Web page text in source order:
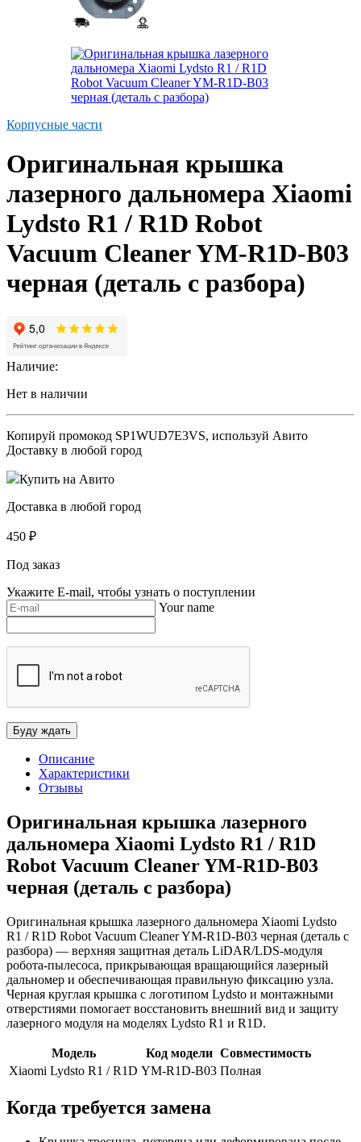
Корпусные части
Оригинальная крышка
лазерного дальномера Xiaomi
Lydsto R1 / R1D Robot
Vacuum Cleaner YM-R1D-B03
черная (деталь с разбора)
Наличие:
Нет в наличии
Копируй промокод SP1WUD7E3VS, используй Авито
Доставку в любой город
Купить на Авито
Доставка в любой город
450 ₽
Под заказ
Укажите E-mail, чтобы узнать о поступлении
Your name
Описание
Характеристики
Отзывы
Оригинальная крышка лазерного
дальномера Xiaomi Lydsto R1 / R1D
Robot Vacuum Cleaner YM-R1D-B03
черная (деталь с разбора)
Оригинальная крышка лазерного дальномера Xiaomi Lydsto
R1 / R1D Robot Vacuum Cleaner YM-R1D-B03 черная (деталь с
разбора) — верхняя защитная деталь LiDAR/LDS‑модуля
робота‑пылесоса, прикрывающая вращающийся лазерный
дальномер и обеспечивающая правильную фиксацию узла.
Черная круглая крышка с логотипом Lydsto и монтажными
отверстиями помогает восстановить внешний вид и защиту
лазерного модуля на моделях Lydsto R1 и R1D.
Модель Код модели Совместимость
Xiaomi Lydsto R1 / R1D YM-R1D-B03 Полная
Когда требуется замена